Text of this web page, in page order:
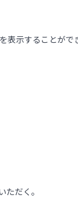
表示することがで
だく。